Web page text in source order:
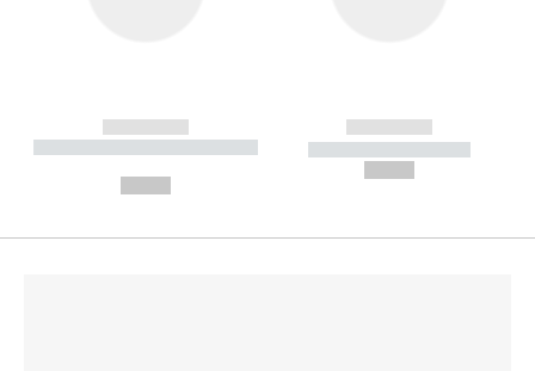
------------
----------- ----------- --------
------------
----------- -----------